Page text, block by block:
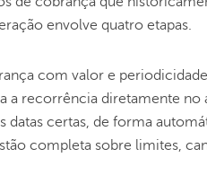
envolve quatro etapas.
com valor e
a recorrência diretamente no
datas certas, de forma
completa sobre limites,